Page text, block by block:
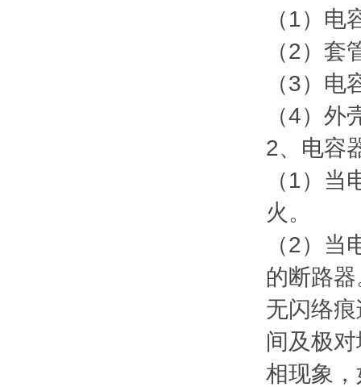
（1）
（2）
（3）
（4）
2、电容
（1）
火。
（2）
的断路
无闪络
间及极
相现象